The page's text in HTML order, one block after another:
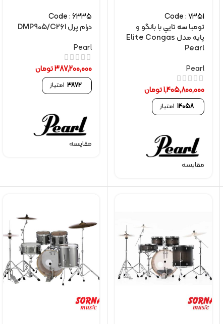
Code : 7351
تومبا سه تايي با بانگو و
پايه مدل Elite Congas
Pearl
Pearl
1,405,800,000تومان
14058 امتیاز
مقایسه
Code : 6335
درام پرل DMP905/C261
Pearl
387,200,000تومان
3872 امتیاز
مقایسه